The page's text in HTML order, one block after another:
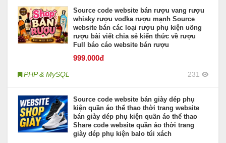
Source code website bán rượu vang rượu
whisky rượu vodka rượu mạnh Source
website bán các loại rượu phụ kiện uống
rượu bài viết chia sẻ kiến thức về rượu
Full báo cáo website bán rượu
999.000đ
PHP & MySQL 231
Source code website bán giày dép phụ
kiện quần áo thể thao thời trang website
bán giày dép phụ kiện quần áo thể thao
Share code website quần áo thời trang
giày dép phụ kiện balo túi xách